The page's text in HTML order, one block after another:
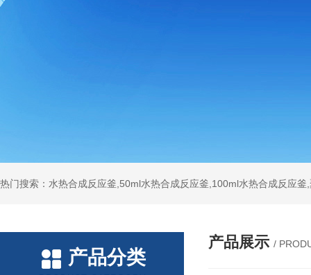
热门搜索：水热合成反应釜,50ml水热合成反应釜,100ml水热合成反应
产品分类
产品展示 /